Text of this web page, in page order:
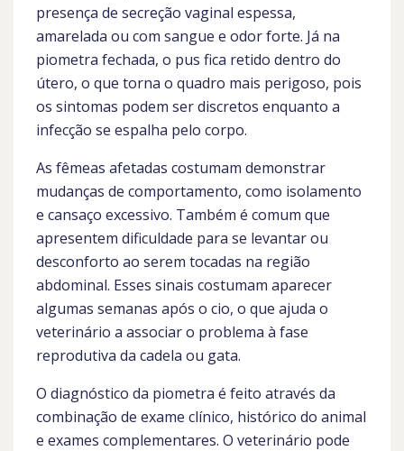
presença de secreção vaginal espessa,
amarelada ou com sangue e odor forte. Já na
piometra fechada, o pus fica retido dentro do
útero, o que torna o quadro mais perigoso, pois
os sintomas podem ser discretos enquanto a
infecção se espalha pelo corpo.
As fêmeas afetadas costumam demonstrar
mudanças de comportamento, como isolamento
e cansaço excessivo. Também é comum que
apresentem dificuldade para se levantar ou
desconforto ao serem tocadas na região
abdominal. Esses sinais costumam aparecer
algumas semanas após o cio, o que ajuda o
veterinário a associar o problema à fase
reprodutiva da cadela ou gata.
O diagnóstico da piometra é feito através da
combinação de exame clínico, histórico do animal
e exames complementares. O veterinário pode